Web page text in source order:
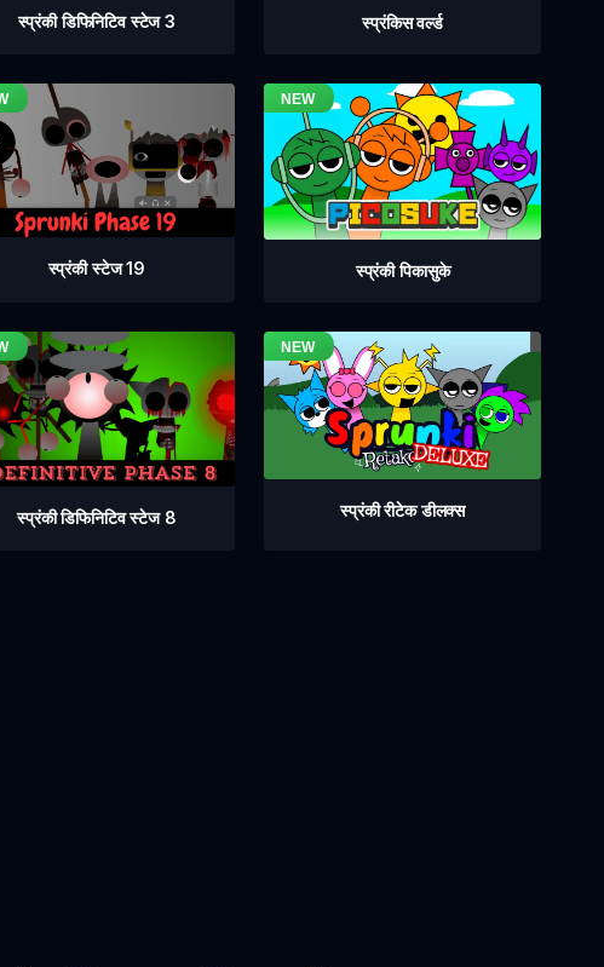
स्प्रंकी डिफिनिटिव स्टेज 3 स्प्रंकिस वर्ल्ड
स्प्रंकी स्टेज 19 स्प्रंकी पिकासुके
स्प्रंकी डिफिनिटिव स्टेज 8 स्प्रंकी रीटेक डीलक्स